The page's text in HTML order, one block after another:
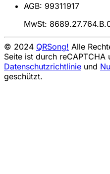
AGB: 99311917
MwSt:
© 2024 QRSong! Alle
Seite ist durch reCAPTCHA
Datenschutzrichtlinie und
geschützt.